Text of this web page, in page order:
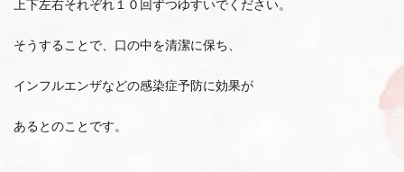
上下左右それぞれ１０回ずつゆすいでください。
そうすることで、口の中を清潔に保ち、
インフルエンザなどの感染症予防に効果が
あるとのことです。